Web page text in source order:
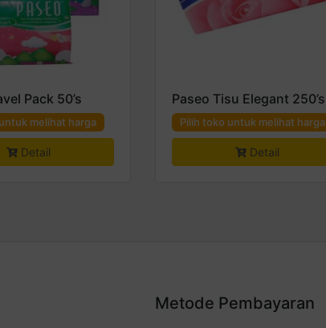
Pack 50’s
melihat harga
Detail
Paseo Tisu Elegant 250’s
Pilih toko untuk melihat harga
Detail
Metode Pembayaran